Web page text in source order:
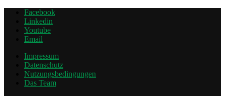
Facebook
Linkedin
Youtube
Email
Impressum
Datenschutz
Nutzungsbedingungen
Das Team